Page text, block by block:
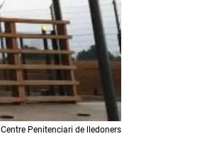
Centre Penitenciari de lledoners